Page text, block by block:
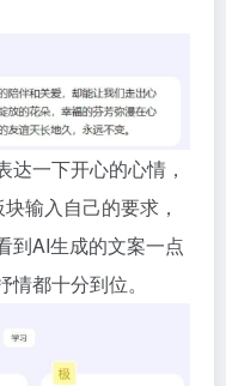
一下开心的心情，
输入自己的要求，
到AI生成的文案一点
都十分到位。